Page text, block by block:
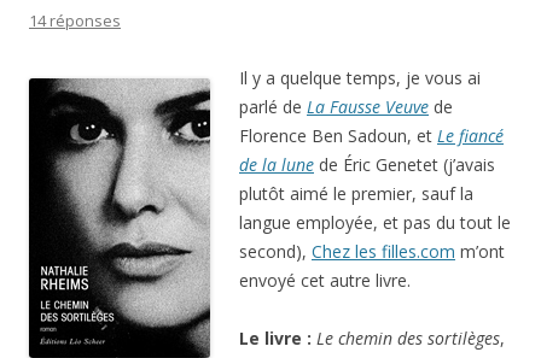
14 réponses
Il y a quelque temps, je vous ai
parlé de La Fausse Veuve de
Florence Ben Sadoun, et Le fiancé
de la lune de Éric Genetet (j’avais
plutôt aimé le premier, sauf la
langue employée, et pas du tout le
second), Chez les filles.com m’ont
envoyé cet autre livre.
Le livre : Le chemin des sortilèges,